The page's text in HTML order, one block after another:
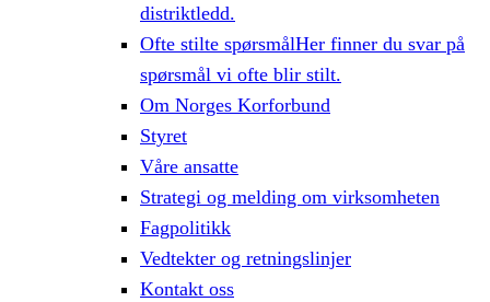
distriktledd.
Ofte stilte spørsmålHer finner du svar på
spørsmål vi ofte blir stilt.
Om Norges Korforbund
Styret
Våre ansatte
Strategi og melding om virksomheten
Fagpolitikk
Vedtekter og retningslinjer
Kontakt oss